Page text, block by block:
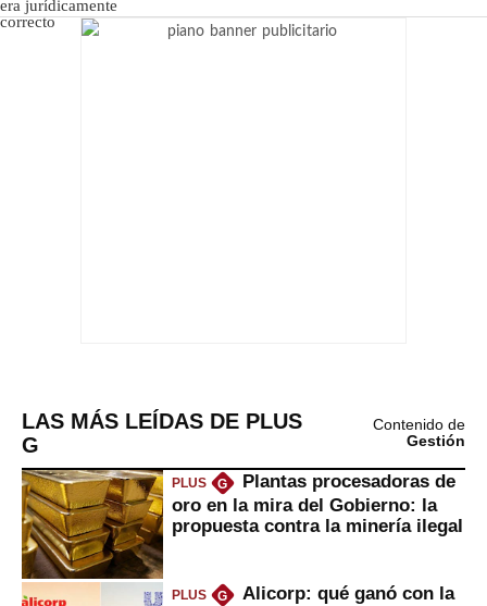
LAS MÁS LEÍDAS DE PLUS
G
Contenido de
Gestión
PLUS G
Plantas procesadoras de
oro en la mira del Gobierno: la
propuesta contra la minería ilegal
PLUS G
Alicorp: qué ganó con la